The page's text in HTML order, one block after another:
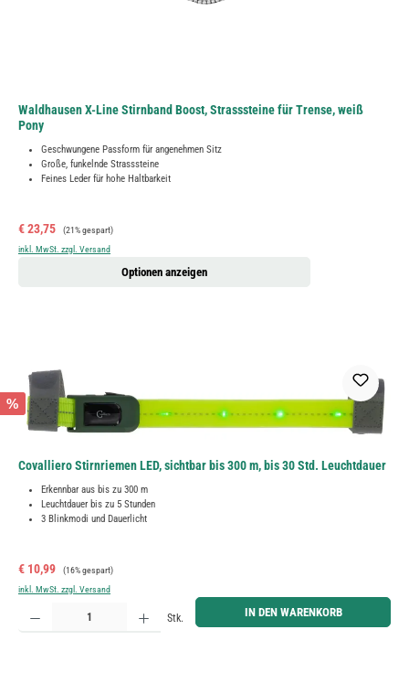
Waldhausen X-Line Stirnband Boost, Strasssteine für Trense, weiß
Pony
Geschwungene Passform für angenehmen Sitz
Große, funkelnde Strasssteine
Feines Leder für hohe Haltbarkeit
Verkaufspreis:
€ 23,75 Regulärer Preis:
(21% gespart)
inkl. MwSt. zzgl. Versand
Optionen anzeigen
%
Covalliero Stirnriemen LED, sichtbar bis 300 m, bis 30 Std. Leuchtdauer
Erkennbar aus bis zu 300 m
Leuchtdauer bis zu 5 Stunden
3 Blinkmodi und Dauerlicht
Verkaufspreis:
€ 10,99 Regulärer Preis:
(16% gespart)
inkl. MwSt. zzgl. Versand
Produkt Anzahl: Gib den gewünschten Wert ein oder benutze die Schaltflächen um die Anzahl zu
Stk. IN DEN WARENKORB